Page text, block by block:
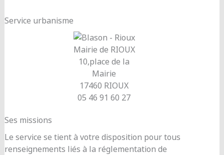
Service urbanisme
Mairie de RIOUX
10,place de la
Mairie
17460 RIOUX
05 46 91 60 27
Ses missions
Le service se tient à votre disposition pour tous
renseignements liés à la réglementation de